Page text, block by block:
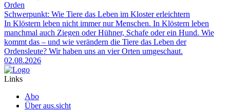
Orden
Schwerpunkt: Wie Tiere das Leben im Kloster erleichtern
In Klöstern leben nicht immer nur Menschen. In Klöstern leben
manchmal auch Ziegen oder Hühner, Schafe oder ein Hund. Wie
kommt das – und wie verändern die Tiere das Leben der
Ordensleute? Wir haben uns an vier Orten umgeschaut.
02.08.2026
Links
Abo
Über aus.sicht